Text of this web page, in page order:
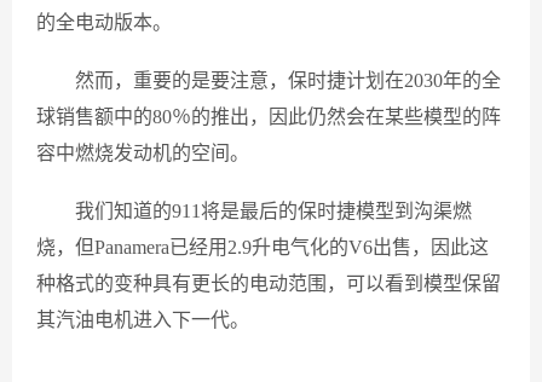
的全电动版本。
然而，重要的是要注意，保时捷计划在2030年的全
球销售额中的80％的推出，因此仍然会在某些模型的阵
容中燃烧发动机的空间。
我们知道的911将是最后的保时捷模型到沟渠燃
烧，但Panamera已经用2.9升电气化的V6出售，因此这
种格式的变种具有更长的电动范围，可以看到模型保留
其汽油电机进入下一代。